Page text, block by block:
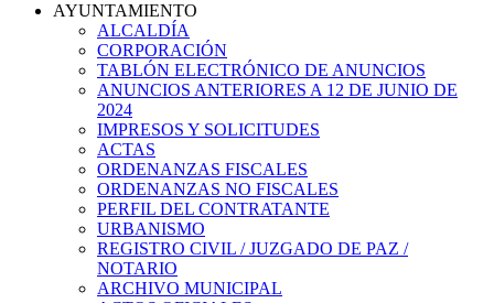
AYUNTAMIENTO
ALCALDÍA
CORPORACIÓN
TABLÓN ELECTRÓNICO DE ANUNCIOS
ANUNCIOS ANTERIORES A 12 DE JUNIO DE
2024
IMPRESOS Y SOLICITUDES
ACTAS
ORDENANZAS FISCALES
ORDENANZAS NO FISCALES
PERFIL DEL CONTRATANTE
URBANISMO
REGISTRO CIVIL / JUZGADO DE PAZ /
NOTARIO
ARCHIVO MUNICIPAL